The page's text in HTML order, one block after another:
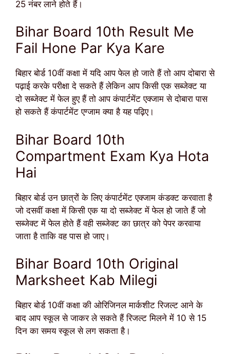
25 नंबर लाने होते हैं।
Bihar Board 10th Result Me
Fail Hone Par Kya Kare
बिहार बोर्ड 10वीं कक्षा में यदि आप फेल हो जाते हैं तो आप दोबारा से
पढ़ाई करके परीक्षा दे सकते हैं लेकिन आप किसी एक सब्जेक्ट या
दो सब्जेक्ट में फेल हुए हैं तो आप कंपार्टमेंट एक्जाम से दोबारा पास
हो सकते हैं कंपार्टमेंट एग्जाम क्या है यह पढ़िए।
Bihar Board 10th
Compartment Exam Kya Hota
Hai
बिहार बोर्ड उन छात्रों के लिए कंपार्टमेंट एक्जाम कंडक्ट करवाता है
जो दसवीं कक्षा में किसी एक या दो सब्जेक्ट में फेल हो जाते हैं जो
सब्जेक्ट में फेल होते हैं वही सब्जेक्ट का छात्र को पेपर करवाया
जाता है ताकि वह पास हो जाए।
Bihar Board 10th Original
Marksheet Kab Milegi
बिहार बोर्ड 10वीं कक्षा की ओरिजिनल मार्कशीट रिजल्ट आने के
बाद आप स्कूल से जाकर ले सकते हैं रिजल्ट मिलने में 10 से 15
दिन का समय स्कूल से लग सकता है।